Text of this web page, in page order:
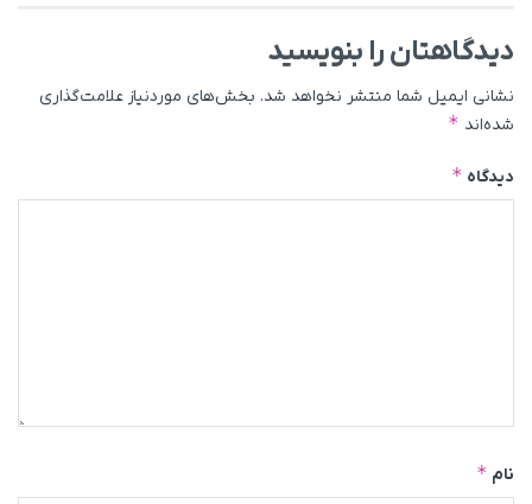
دیدگاهتان را بنویسید
نشانی ایمیل شما منتشر نخواهد شد. بخش‌های موردنیاز علامت‌گذاری
شده‌اند *
دیدگاه *
نام *